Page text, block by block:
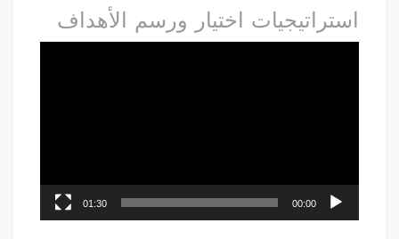
استراتيجيات اختيار ورسم الأهداف
00:00
01:30